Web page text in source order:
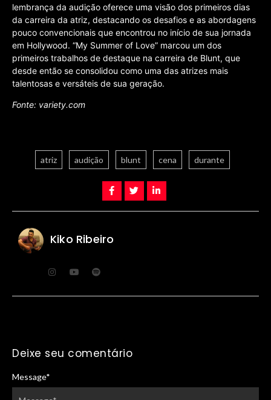
lembrança da audição oferece uma visão dos primeiros dias
da carreira da atriz, destacando os desafios e as abordagens
pouco convencionais que encontrou no início de sua jornada
em Hollywood. “My Summer of Love” marcou um dos
primeiros trabalhos de destaque na carreira de Blunt, que
desde então se consolidou como uma das atrizes mais
talentosas e versáteis de sua geração.
Fonte: variety.com
atriz audição blunt cena durante
Kiko Ribeiro
Deixe seu comentário
Message*